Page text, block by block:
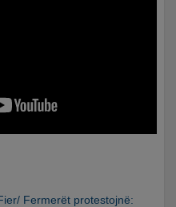
Fermerët protestojnë: